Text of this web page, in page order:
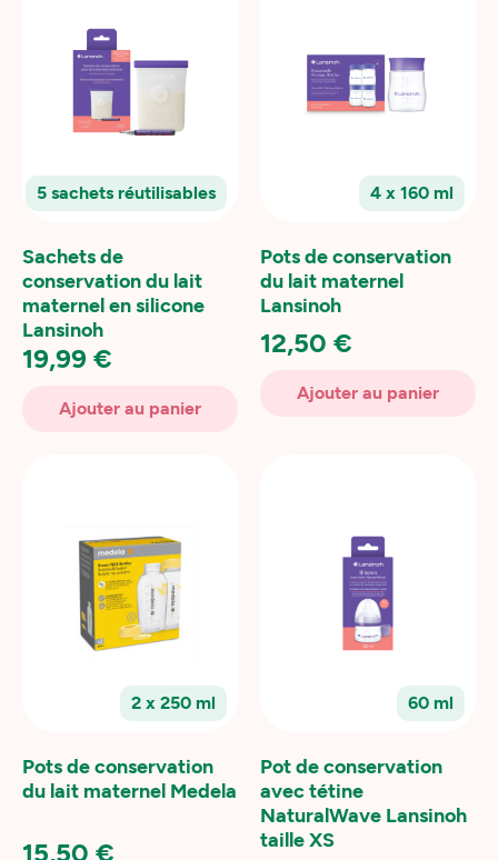
5 sachets réutilisables
Sachets de
conservation du lait
maternel en silicone
Lansinoh
19,99 €
Ajouter au panier
4 x 160 ml
Pots de conservation
du lait maternel
Lansinoh
12,50 €
Ajouter au panier
2 x 250 ml
Pots de conservation
du lait maternel Medela
15,50 €
60 ml
Pot de conservation
avec tétine
NaturalWave Lansinoh
taille XS